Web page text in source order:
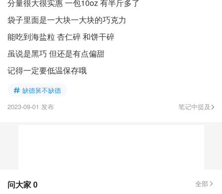
分量很大很实惠 一包10oz 有半斤多了
袋子里面是一大块一大块的巧克力
能吃到海盐粒 杏仁碎 和饼干碎
虽说是黑巧 但还是有点偏甜
记得一定要低温保存哦
缺德舅不缺德
2023-09-01 发布
笔记中提及
问大家0 全部